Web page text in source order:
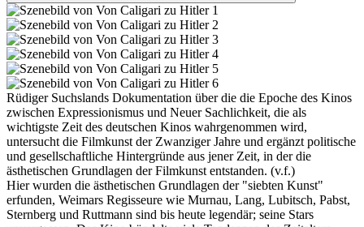
Rüdiger Suchslands Dokumentation über die die Epoche des Kinos
zwischen Expressionismus und Neuer Sachlichkeit, die als
wichtigste Zeit des deutschen Kinos wahrgenommen wird,
untersucht die Filmkunst der Zwanziger Jahre und ergänzt politische
und gesellschaftliche Hintergründe aus jener Zeit, in der die
ästhetischen Grundlagen der Filmkunst entstanden. (v.f.)
Hier wurden die ästhetischen Grundlagen der "siebten Kunst"
erfunden, Weimars Regisseure wie Murnau, Lang, Lubitsch, Pabst,
Sternberg und Ruttmann sind bis heute legendär; seine Stars